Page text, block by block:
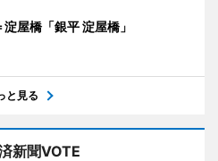
屋橋「銀平 淀屋橋」
と見る
新聞VOTE